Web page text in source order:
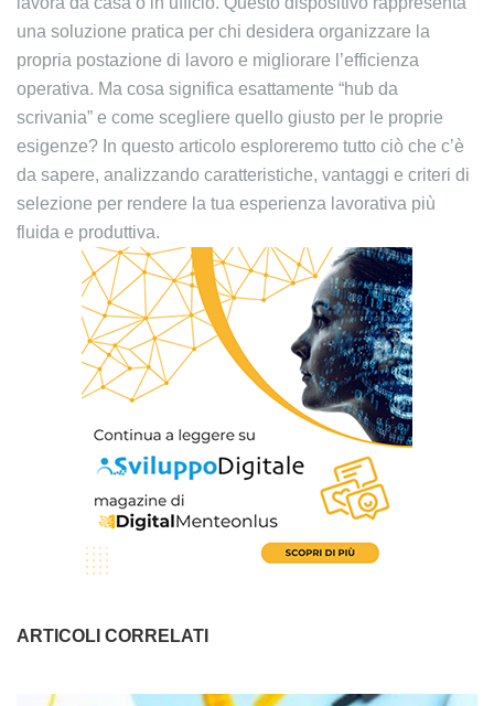
una soluzione pratica per chi desidera organizzare la
propria postazione di lavoro e migliorare l’efficienza
operativa. Ma cosa significa esattamente “hub da
scrivania” e come scegliere quello giusto per le proprie
esigenze? In questo articolo esploreremo tutto ciò che c’è
da sapere, analizzando caratteristiche, vantaggi e criteri di
selezione per rendere la tua esperienza lavorativa più
fluida e produttiva.
ARTICOLI CORRELATI